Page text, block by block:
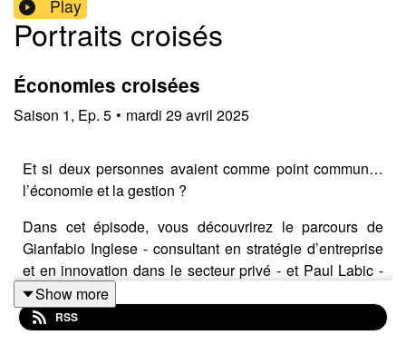
Play
Portraits croisés
Économies croisées
Saison 1, Ep. 5 • mardi 29 avril 2025
Et si deux personnes avaient comme point commun…
l’économie et la gestion ?
Dans cet épisode, vous découvrirez le parcours de
Gianfabio Inglese - consultant en stratégie d’entreprise
et en innovation dans le secteur privé - et Paul Labic -
docteur en sciences de gestion et chercheur au
laboratoire BETA de l’Université de Strasbourg. Tous
les deux ont fait un master en management des projets
Show more
RSS